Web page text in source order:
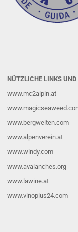
NÜTZLICHE LINKS UND
www.mc2alpin.at
www.bergwelten.com
www.alpenverein.at
www.windy.com
www.avalanches.org
www.lawine.at
www.vinoplus24.com